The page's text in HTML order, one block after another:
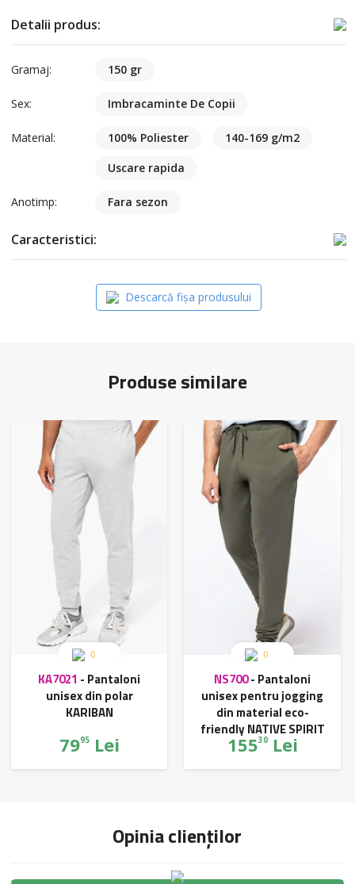
Detalii produs:
Gramaj: 150 gr
Sex: Imbracaminte De Copii
Material: 100% Poliester
140-169 g/m2
Uscare rapida
Anotimp: Fara sezon
Caracteristici:
Descarcă fișa produsului
Produse similare
0
KA7021 - Pantaloni
unisex din polar
KARIBAN
7995Lei
0
NS700- Pantaloni
unisex pentru jogging
din material eco-
friendly NATIVE SPIRIT
15530Lei
Opinia clienților